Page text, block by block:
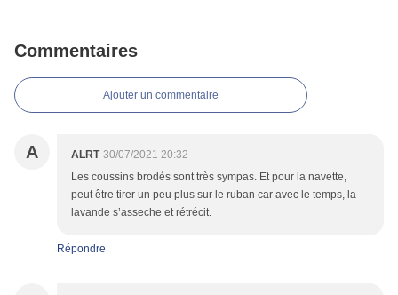
Commentaires
Ajouter un commentaire
A ALRT 30/07/2021 20:32
Les coussins brodés sont très sympas. Et pour la navette,
peut être tirer un peu plus sur le ruban car avec le temps, la
lavande s’asseche et rétrécit.
Répondre